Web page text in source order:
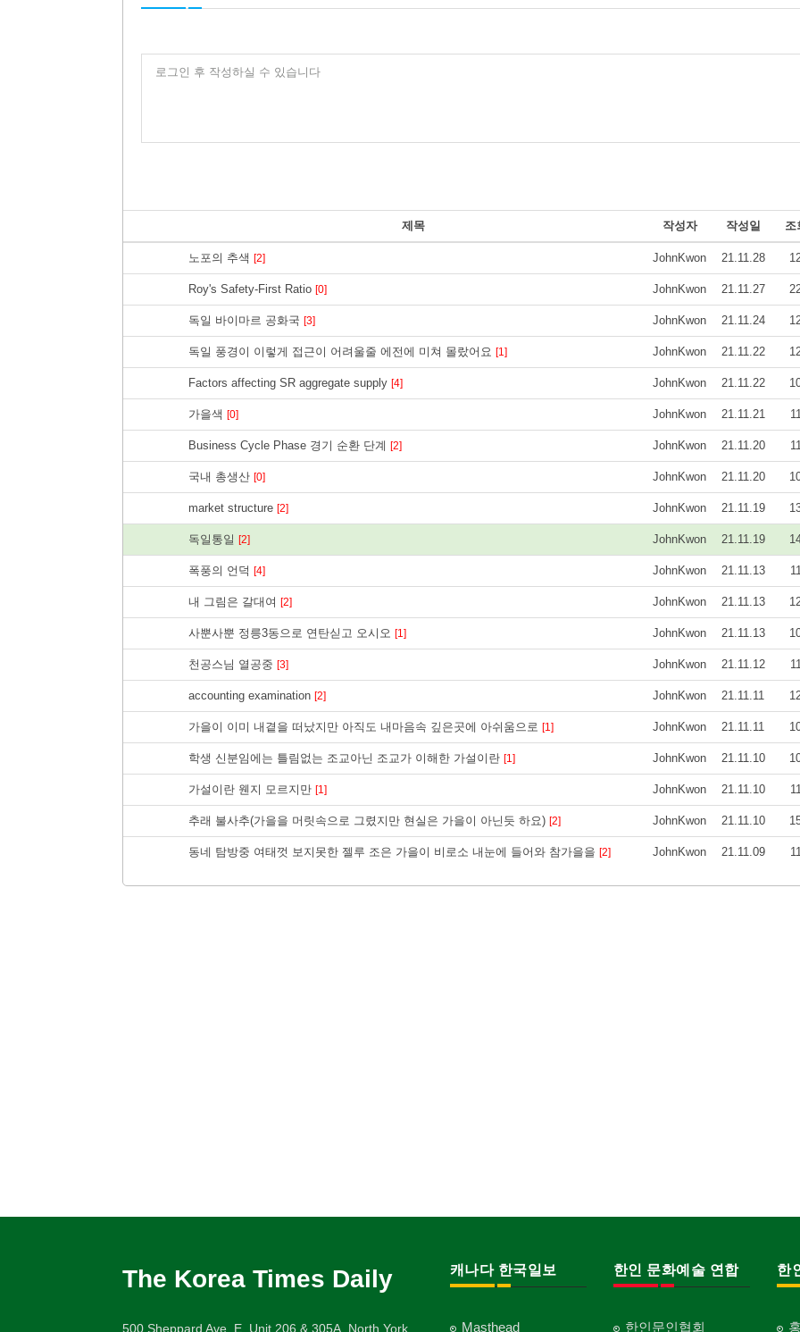
로그인 후 작성하실 수 있습니다
제목 작성자 작성일 조
노포의 추색 [2] JohnKwon 21.11.28
Roy's Safety-First Ratio [0] JohnKwon 21.11.27
독일 바이마르 공화국 [3] JohnKwon 21.11.24
독일 풍경이 이렇게 접근이 어려울줄 에전에 미쳐 몰랐어요 [1] JohnKwon 21.11.22
Factors affecting SR aggregate supply [4] JohnKwon 21.11.22
가을색 [0] JohnKwon 21.11.21
Business Cycle Phase 경기 순환 단계 [2] JohnKwon 21.11.20
국내 총생산 [0] JohnKwon 21.11.20
market structure [2] JohnKwon 21.11.19
독일통일 [2] JohnKwon 21.11.19
폭풍의 언덕 [4] JohnKwon 21.11.13
내 그림은 갈대여 [2] JohnKwon 21.11.13
사뿐사뿐 정릉3동으로 연탄싣고 오시오 [1] JohnKwon 21.11.13
천공스님 열공중 [3] JohnKwon 21.11.12
accounting examination [2] JohnKwon 21.11.11
가을이 이미 내곁을 떠났지만 아직도 내마음속 깊은곳에 아쉬움으로 [1] JohnKwon 21.11.11
학생 신분임에는 틀림없는 조교아닌 조교가 이해한 가설이란 [1] JohnKwon 21.11.10
가설이란 웬지 모르지만 [1] JohnKwon 21.11.10
추래 불사추(가을을 머릿속으로 그렸지만 현실은 가을이 아닌듯 하요) [2] JohnKwon 21.11.10
동네 탐방중 여태껏 보지못한 젤루 조은 가을이 비로소 내눈에 들어와 참가을을 [2] JohnKwon 21.11.09
The Korea Times Daily
500 Sheppard Ave. E. Unit 206 & 305A, North York,
캐나다 한국일보
Masthead
한인 문화예술 연합
한인문인협회
한